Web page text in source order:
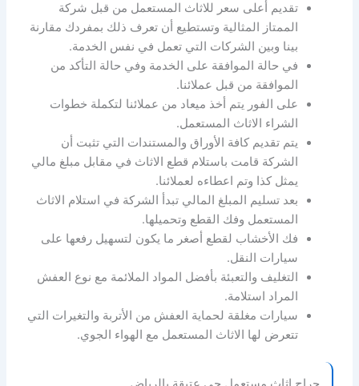
تقديم أعلى سعر للاثاث المستعمل من قبل شركة
الممتاز المثالية وتستطيع أن تعرف ذلك بمفردك مقارنة
بينا وبين الشركات التي تعمل في نفس الخدمة.
في حالة الموافقة على الخدمة وفي حالة التأكد من
الموافقة من قبل عملائنا.
على الفور يتم أخذ ميعاد من عملائنا لتكملة خطوات
الشراء الاثاث المستعمل.
يتم تقديم كافة الأوراق والمستندات التي تثبت أن
الشركة قامت باستلام قطع الاثاث في مقابل مبلغ مالي
يمثل كذا وتم اعطاءه لعملائنا.
بعد تسليم المبلغ المالي تبدأ الشركة في استلام الاثاث
المستعمل وفك القطع وتحميلها.
فك الأخشاب لقطع أصغر ما يكون لتسهيل رفعها على
سيارات النقل.
التغليف والتعبئة بأفضل المواد الملائمة مع نوع العفش
المراد استلامة.
سيارات مغلقة لحماية العفش من الأتربة والتغيرات التي
تتعرض لها الاثاث المستعمل مع الهواء الجوي.